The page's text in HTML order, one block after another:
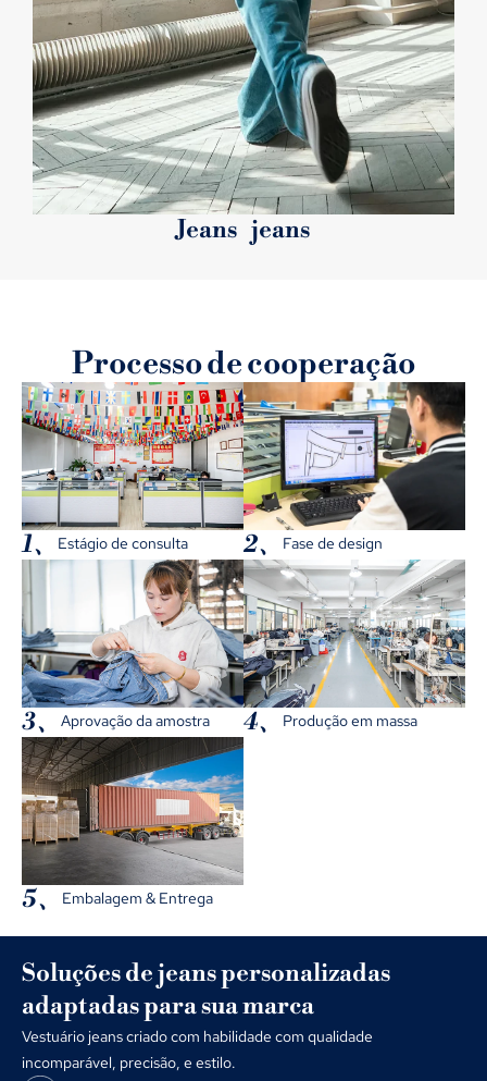
Jeans jeans
Processo de cooperação
1、 Estágio de consulta 2、 Fase de design
3、 Aprovação da amostra 4、 Produção em massa
5、 Embalagem & Entrega
Soluções de jeans personalizadas
adaptadas para sua marca
Vestuário jeans criado com habilidade com qualidade
incomparável, precisão, e estilo.